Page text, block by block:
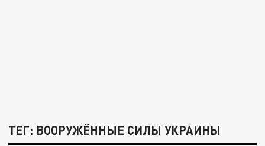
ТЕГ: ВООРУЖЁННЫЕ СИЛЫ УКРАИНЫ